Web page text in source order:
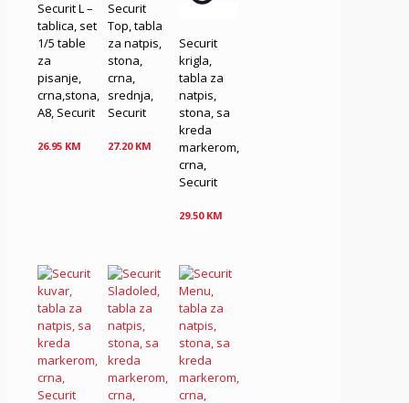
Securit L –
tablica, set
1/5 table
za
pisanje,
crna,stona,
A8, Securit
26.95 KM
Securit
Top, tabla
za natpis,
stona,
crna,
srednja,
Securit
27.20 KM
Securit
krigla,
tabla za
natpis,
stona, sa
kreda
markerom,
crna,
Securit
29.50 KM